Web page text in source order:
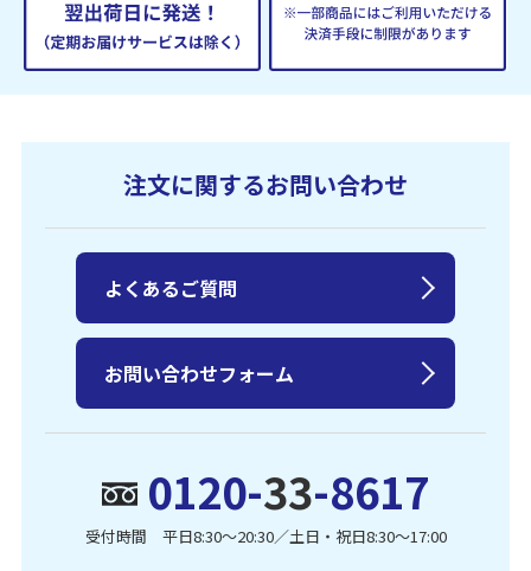
注文に関するお問い合わせ
0120-33-8617
受付時間 平日8:30〜20:30／土日・祝日8:30〜17:00
よくあるご質問
お問い合わせフォーム